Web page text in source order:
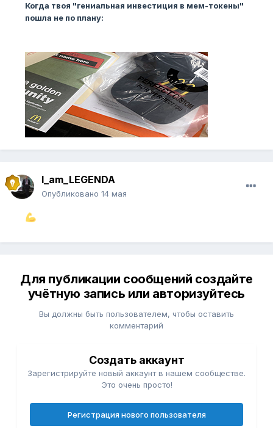
Когда твоя "гениальная инвестиция в мем-токены"
пошла не по плану:
I_am_LEGENDA
Опубликовано 14 мая
Для публикации сообщений создайте
учётную запись или авторизуйтесь
Вы должны быть пользователем, чтобы оставить
комментарий
Создать аккаунт
Зарегистрируйте новый аккаунт в нашем сообществе.
Это очень просто!
Регистрация нового пользователя